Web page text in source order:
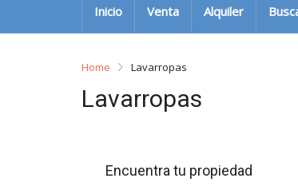
Inicio Venta Alquiler
Home Lavarropas
Lavarropas
Encuentra tu propiedad